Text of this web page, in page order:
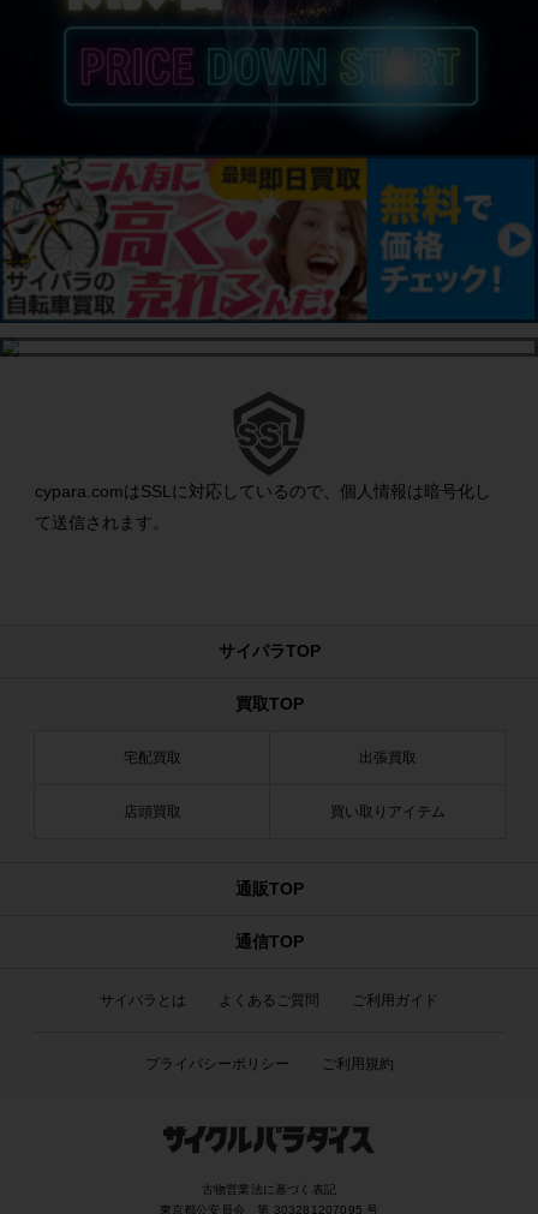
cypara.comはSSLに対応しているので、個人情報は暗号化し
て送信されます。
サイパラTOP
買取TOP
宅配買取 出張買取
店頭買取 買い取りアイテム
通販TOP
通信TOP
サイパラとは よくあるご質問 ご利用ガイド
プライバシーポリシー ご利用規約
古物営業法に基づく表記
東京都公安員会 第 303281207095 号